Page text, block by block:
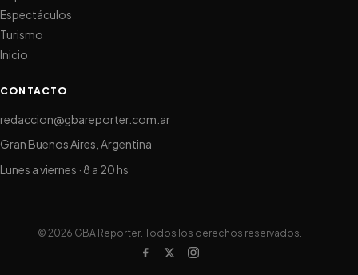
Espectáculos
Turismo
Inicio
CONTACTO
redaccion@gbareporter.com.ar
Gran Buenos Aires, Argentina
Lunes a viernes · 8 a 20 hs
© 2026 GBA Reporter. Todos los derechos reservados.